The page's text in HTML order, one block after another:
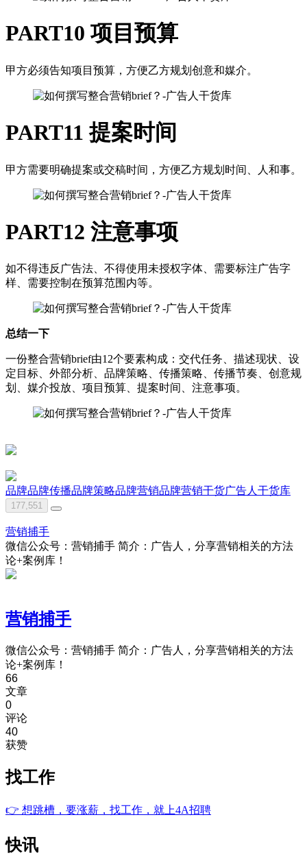
PART10 项目预算
甲方必须告知项目预算，方便乙方规划创意和媒介。
PART11提案时间
甲方需要明确提案或交稿时间，方便乙方规划时间、人和事。
PART12 注意事项
如不得违反广告法、不得使用未授权字体、需要标注广告字
样、需要控制在预算范围内等。
总结一下
一份整合营销brief由12个要素构成：交代任务、描述现状、设
定目标、外部分析、品牌策略、传播策略、传播节奏、创意规
划、媒介投放、项目预算、提案时间、注意事项。
品牌品牌传播品牌策略品牌营销品牌营销干货广告人干货库
177,551
营销捕手
微信公众号：营销捕手 简介：广告人，分享营销相关的方法
论+案例库！
营销捕手
微信公众号：营销捕手 简介：广告人，分享营销相关的方法
论+案例库！
66
文章
0
评论
40
获赞
找工作
👉 想跳槽，要涨薪，找工作，就上4A招聘
快讯